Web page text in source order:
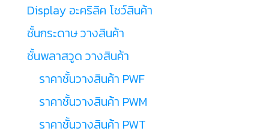
Display อะคริลิค โชว์สินค้า
ชั้นกระดาษ วางสินค้า
ชั้นพลาสวูด วางสินค้า
ราคาชั้นวางสินค้า PWF
ราคาชั้นวางสินค้า PWM
ราคาชั้นวางสินค้า PWT